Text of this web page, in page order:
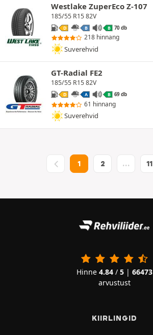
Westlake ZuperEco Z-107
185/55 R15 82V
D B B 70 db
218 hinnang
Suverehvid
GT-Radial FE2
185/55 R15 82V
D A B 69 db
61 hinnang
Suverehvid
1 2 … 11
Hinne 4.84/ 5| 66473
arvustust
KIIRLINGID